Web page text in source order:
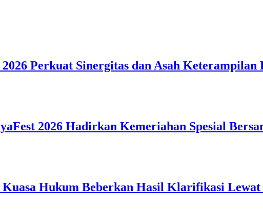
Perkuat Sinergitas dan Asah Keterampilan
2026 Hadirkan Kemeriahan Spesial
Hukum Beberkan Hasil Klarifikasi